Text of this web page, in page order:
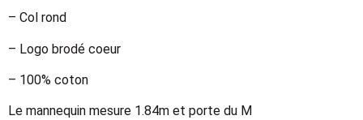
– Col rond
– Logo brodé coeur
– 100% coton
Le mannequin mesure 1.84m et porte du M